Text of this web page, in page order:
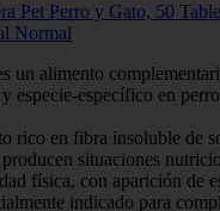
Pet Perro y Gato, 50
Normal
un alimento
especie-específico en
rico en fibra insoluble de
producen situaciones
física, con aparición de
indicado para